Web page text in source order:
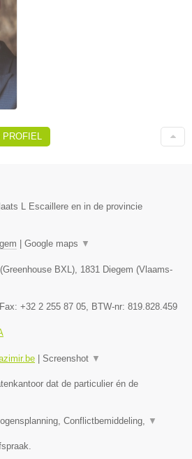
L Escaillere en in de provincie
| Google maps ▼
BXL) 1831 Diegem (Vlaams-
Fax: +32 2 255 87 05 , BTW-nr: 819.828.459
| Screenshot ▼
dat de particulier én de
Conflictbemiddeling, ▼